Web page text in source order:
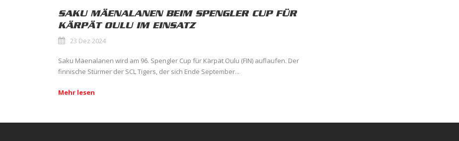
SAKU MÄENALANEN BEIM SPENGLER CUP FÜR
KÄRPÄT OULU IM EINSATZ
23 Dez 2024
Saku Mäenalanen wird am 96. Spengler Cup für Kärpät Oulu (FIN) auflaufen. Der
finnische Stürmer der SCL Tigers, der sich Ende September...
Mehr lesen